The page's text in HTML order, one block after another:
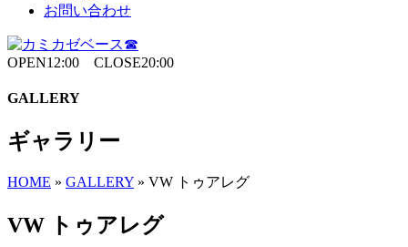
お問い合わせ
OPEN12:00 CLOSE20:00
GALLERY
ギャラリー
HOME » GALLERY » VW トゥアレグ
VW トゥアレグ